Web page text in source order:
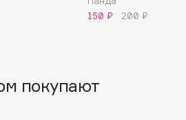
150 ₽
200 ₽
покупают